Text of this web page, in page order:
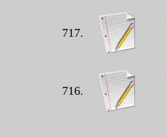
717.
716.